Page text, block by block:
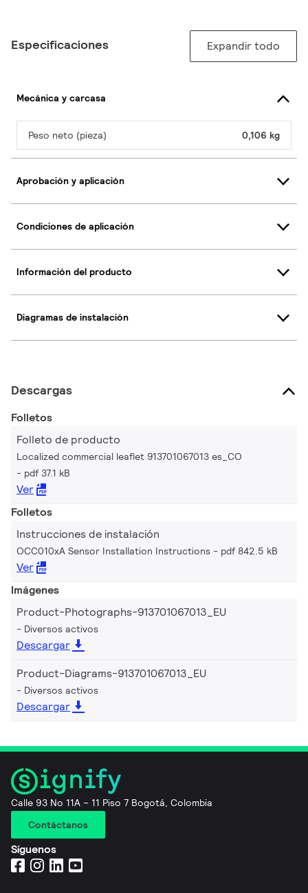
Especificaciones Expandir todo
Mecánica y carcasa
Peso neto (pieza) 0,106 kg
Aprobación y aplicación
Condiciones de aplicación
Información del producto
Diagramas de instalación
Descargas
Folletos
Folleto de producto
Localized commercial leaflet 913701067013 es_CO
pdf 37.1 kB
Ver
Folletos
Instrucciones de instalación
OCC010xA Sensor Installation Instructions pdf 842.5 kB
Ver
Imágenes
Product-Photographs-913701067013_EU
Diversos activos
Descargar
Product-Diagrams-913701067013_EU
Diversos activos
Descargar
Calle 93 No 11A – 11 Piso 7 Bogotá, Colombia
Contáctanos
Síguenos